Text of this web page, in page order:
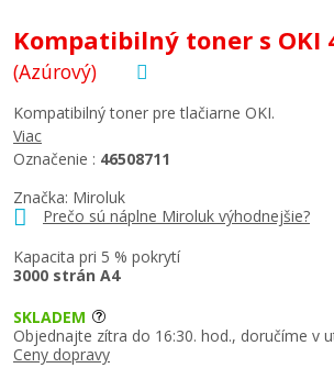
Kompatibilný toner s OKI
(Azúrový)
Značka: Miroluk
Prečo sú náplne Miroluk výhodnejšie?
Kapacita pri 5 % pokrytí
3000 strán A4
Kompatibilný toner pre tlačiarne OKI.
Viac
Označenie : 46508711
SKLADEM
Objednajte zítra do 16:30. hod., doručíme v
Ceny dopravy